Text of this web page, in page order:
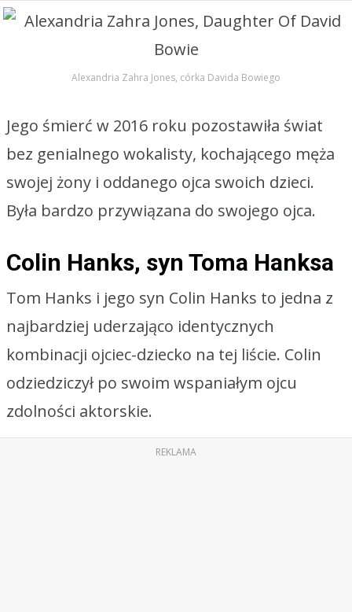
Alexandria Zahra Jones, córka Davida Bowiego
Jego śmierć w 2016 roku pozostawiła świat
bez genialnego wokalisty, kochającego męża
swojej żony i oddanego ojca swoich dzieci.
Była bardzo przywiązana do swojego ojca.
Colin Hanks, syn Toma Hanksa
Tom Hanks i jego syn Colin Hanks to jedna z
najbardziej uderzająco identycznych
kombinacji ojciec-dziecko na tej liście. Colin
odziedziczył po swoim wspaniałym ojcu
zdolności aktorskie.
REKLAMA